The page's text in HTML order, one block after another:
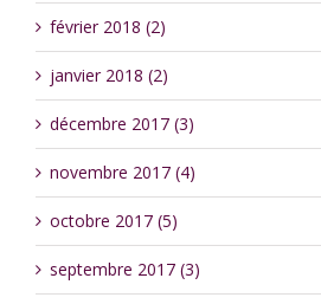
février 2018 (2)
janvier 2018 (2)
décembre 2017 (3)
novembre 2017 (4)
octobre 2017 (5)
septembre 2017 (3)